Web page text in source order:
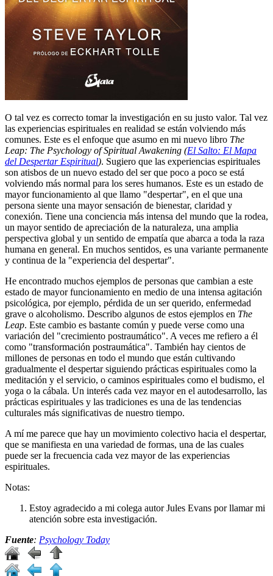
O tal vez es correcto tomar la investigación en su justo valor. Tal vez
las experiencias espirituales en realidad se están volviendo más
comunes. Este es el enfoque que asumo en mi nuevo libro The
Leap: The Psychology of Spiritual Awakening (El Salto: El Mapa
del Despertar Espiritual). Sugiero que las experiencias espirituales
son atisbos de un nuevo estado del ser que poco a poco se está
volviendo más normal para los seres humanos. Este es un estado de
mayor funcionamiento al que llamo "despertar", en el que una
persona siente una mayor sensación de bienestar, claridad y
conexión. Tiene una conciencia más intensa del mundo que la rodea,
un mayor sentido de apreciación de la naturaleza, una amplia
perspectiva global y un sentido de empatía que abarca a toda la raza
humana en general. En muchos sentidos, es una variante permanente
y continua de la "experiencia del despertar".
He encontrado muchos ejemplos de personas que cambian a este
estado de mayor funcionamiento en medio de una intensa agitación
psicológica, por ejemplo, pérdida de un ser querido, enfermedad
grave o alcoholismo. Describo algunos de estos ejemplos en The
Leap. Este cambio es bastante común y puede verse como una
variación del "crecimiento postraumático". A veces me refiero a él
como "transformación postraumática". También hay cientos de
millones de personas en todo el mundo que están cultivando
gradualmente el despertar siguiendo prácticas espirituales como la
meditación y el servicio, o caminos espirituales como el budismo, el
yoga o la cábala. Un interés cada vez mayor en el autodesarrollo, las
prácticas espirituales y las tradiciones es una de las tendencias
culturales más significativas de nuestro tiempo.
A mí me parece que hay un movimiento colectivo hacia el despertar,
que se manifiesta en una variedad de formas, una de las cuales
puede ser la frecuencia cada vez mayor de las experiencias
espirituales.
Notas:
Estoy agradecido a mi colega autor Jules Evans por llamar mi
atención sobre esta investigación.
Fuente: Psychology Today